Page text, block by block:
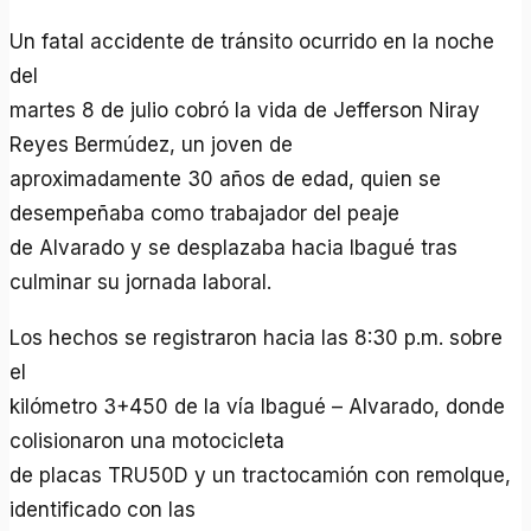
Un fatal accidente de tránsito ocurrido en la noche
del
martes 8 de julio cobró la vida de Jefferson Niray
Reyes Bermúdez, un joven de
aproximadamente 30 años de edad, quien se
desempeñaba como trabajador del peaje
de Alvarado y se desplazaba hacia Ibagué tras
culminar su jornada laboral.
Los hechos se registraron hacia las 8:30 p.m. sobre
el
kilómetro 3+450 de la vía Ibagué – Alvarado, donde
colisionaron una motocicleta
de placas TRU50D y un tractocamión con remolque,
identificado con las